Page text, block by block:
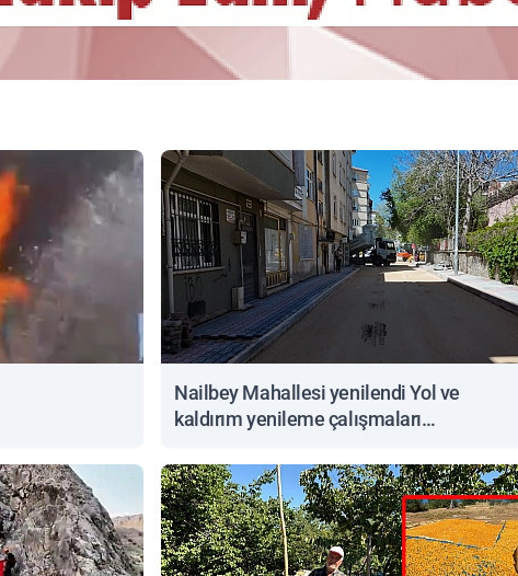
Nailbey Mahallesi yenilendi Yol ve
kaldırım yenileme çalışmaları